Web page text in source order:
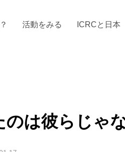
活動をみる ICRCと日本
のは彼らじゃ